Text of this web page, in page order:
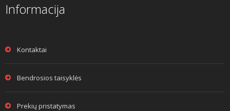
Informacija
Kontaktai
Bendrosios taisyklės
Prekių pristatymas